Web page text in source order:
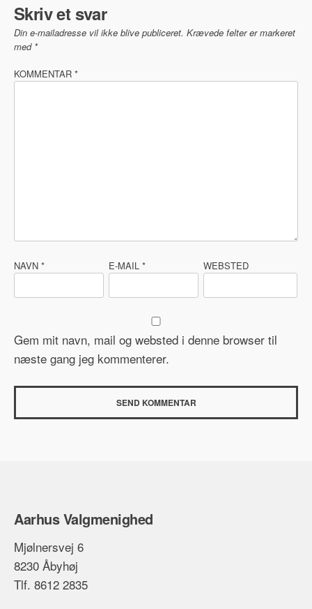
Skriv et svar
Din e-mailadresse vil ikke blive publiceret. Krævede felter er markeret
med *
KOMMENTAR *
NAVN * E-MAIL * WEBSTED
Gem mit navn, mail og websted i denne browser til
næste gang jeg kommenterer.
Aarhus Valgmenighed
Mjølnersvej 6
8230 Åbyhøj
Tlf. 8612 2835